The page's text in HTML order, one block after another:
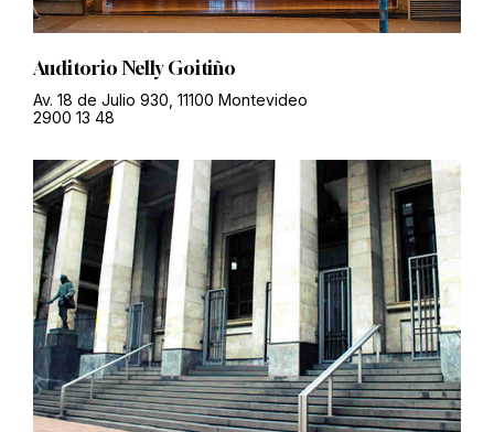
Auditorio Nelly Goitiño
Av. 18 de Julio 930, 11100 Montevideo
2900 13 48